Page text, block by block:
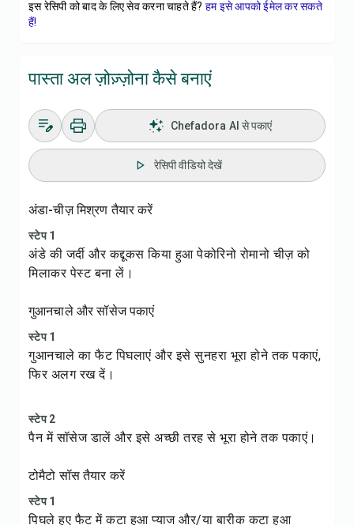
इस रेसिपी को बाद के लिए सेव करना चाहते हैं? हम इसे आपको ईमेल कर सकते
हैं!
पास्ता अल ज़ोज़्ज़ोना कैसे बनाएं
Chefadora AI से पकाएं
रेसिपी वीडियो देखें
अंडा-चीज़ मिश्रण तैयार करें
स्टेप 1
अंडे की जर्दी और कद्दूकस किया हुआ पेकोरिनो रोमानो चीज़ को
मिलाकर पेस्ट बना लें।
गुआनचाले और सॉसेज पकाएं
स्टेप 1
गुआनचाले का फैट पिघलाएं और इसे सुनहरा भूरा होने तक पकाएं,
फिर अलग रख दें।
स्टेप 2
पैन में सॉसेज डालें और इसे अच्छी तरह से भूरा होने तक पकाएं।
टोमैटो सॉस तैयार करें
स्टेप 1
पिघले हुए फैट में कटा हुआ प्याज और/या बारीक कटा हुआ